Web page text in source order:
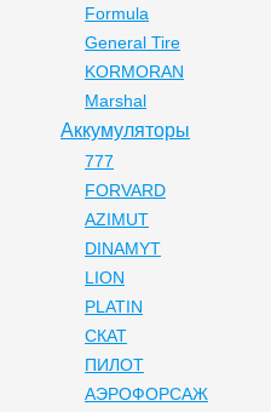
Formula
General Tire
KORMORAN
Marshal
Аккумуляторы
777
FORVARD
AZIMUT
DINAMYT
LION
PLATIN
СКАТ
ПИЛОТ
АЭРОФОРСАЖ